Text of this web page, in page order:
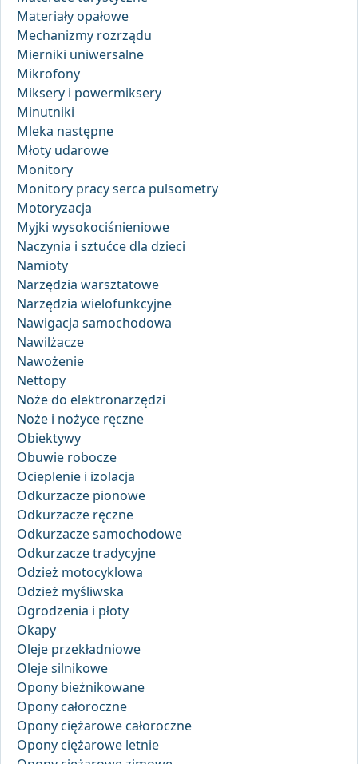
Materiały opałowe
Mechanizmy rozrządu
Mierniki uniwersalne
Mikrofony
Miksery i powermiksery
Minutniki
Mleka następne
Młoty udarowe
Monitory
Monitory pracy serca pulsometry
Motoryzacja
Myjki wysokociśnieniowe
Naczynia i sztućce dla dzieci
Namioty
Narzędzia warsztatowe
Narzędzia wielofunkcyjne
Nawigacja samochodowa
Nawilżacze
Nawożenie
Nettopy
Noże do elektronarzędzi
Noże i nożyce ręczne
Obiektywy
Obuwie robocze
Ocieplenie i izolacja
Odkurzacze pionowe
Odkurzacze ręczne
Odkurzacze samochodowe
Odkurzacze tradycyjne
Odzież motocyklowa
Odzież myśliwska
Ogrodzenia i płoty
Okapy
Oleje przekładniowe
Oleje silnikowe
Opony bieżnikowane
Opony całoroczne
Opony ciężarowe całoroczne
Opony ciężarowe letnie